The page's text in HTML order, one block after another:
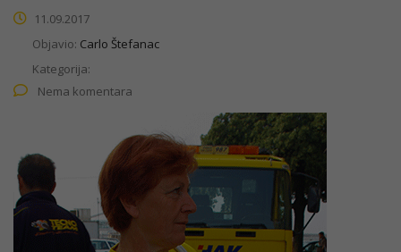
11.09.2017
Objavio: Carlo Štefanac
Kategorija:
Nema komentara